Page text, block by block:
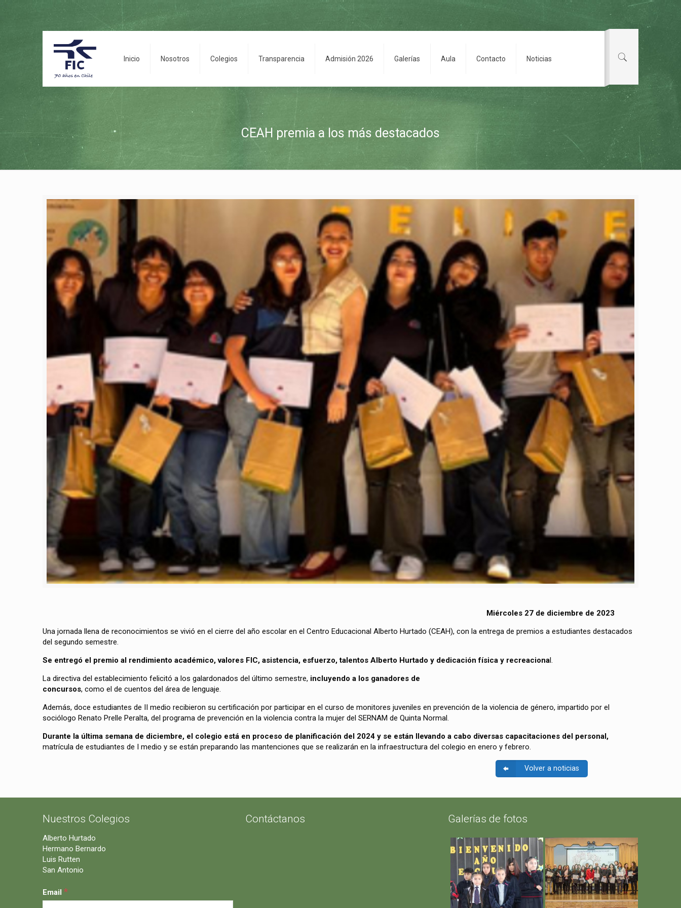
Inicio Nosotros Colegios Transparencia Admisión 2026 Galerías Aula Contacto Noticias
CEAH premia a los más destacados
Miércoles 27 de diciembre de 2023
Una jornada llena de reconocimientos se vivió en el cierre del año escolar en el Centro Educacional Alberto Hurtado (CEAH), con la entrega de premios a estudiantes destacados
del segundo semestre.
Se entregó el premio al rendimiento académico, valores FIC, asistencia, esfuerzo, talentos Alberto Hurtado y dedicación física y recreacional.
La directiva del establecimiento felicitó a los galardonados del último semestre, incluyendo a los ganadores de
concursos, como el de cuentos del área de lenguaje.
Además, doce estudiantes de II medio recibieron su certificación por participar en el curso de monitores juveniles en prevención de la violencia de género, impartido por el
sociólogo Renato Prelle Peralta, del programa de prevención en la violencia contra la mujer del SERNAM de Quinta Normal.
Durante la última semana de diciembre, el colegio está en proceso de planificación del 2024 y se están llevando a cabo diversas capacitaciones del personal,
matrícula de estudiantes de I medio y se están preparando las mantenciones que se realizarán en la infraestructura del colegio en enero y febrero.
Volver a noticias
Nuestros Colegios
Alberto Hurtado
Hermano Bernardo
Luis Rutten
San Antonio
Email *
Contáctanos Galerías de fotos